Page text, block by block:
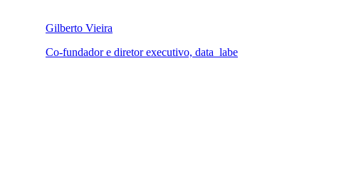
Gilberto Vieira
Co-fundador e diretor executivo, data_labe